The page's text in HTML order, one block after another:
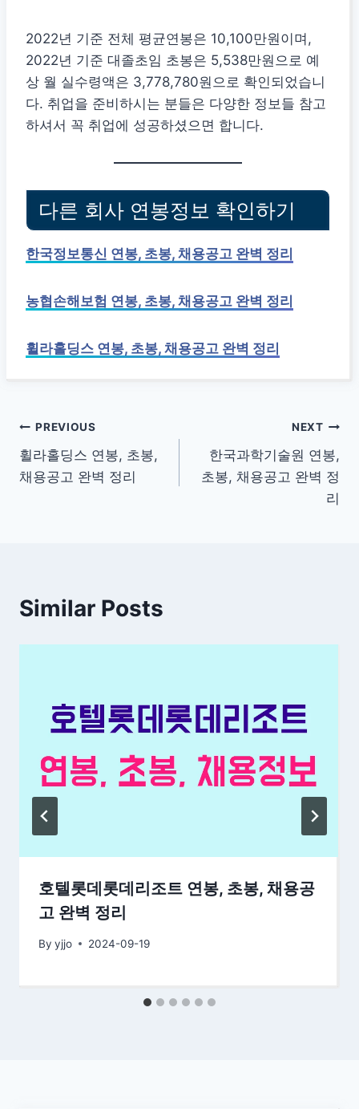
2022년 기준 전체 평균연봉은 10,100만원이며,
2022년 기준 대졸초임 초봉은 5,538만원으로 예
상 월 실수령액은 3,778,780원으로 확인되었습니
다. 취업을 준비하시는 분들은 다양한 정보들 참고
하셔서 꼭 취업에 성공하셨으면 합니다.
다른 회사 연봉정보 확인하기
한국정보통신 연봉, 초봉, 채용공고 완벽 정리
농협손해보험 연봉, 초봉, 채용공고 완벽 정리
휠라홀딩스 연봉, 초봉, 채용공고 완벽 정리
글
탐
PREVIOUS
휠라홀딩스 연봉, 초봉,
채용공고 완벽 정리
NEXT
한국과학기술원 연봉,
초봉, 채용공고 완벽 정
리
Similar Posts
호텔롯데롯데리조트 연봉, 초봉, 채용공
고 완벽 정리
By yjjo 2024-09-19